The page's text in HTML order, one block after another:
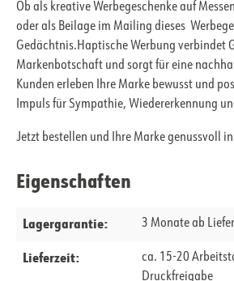
Ob als kreative Werbegeschenke auf
oder als Beilage im Mailing dieses
Gedächtnis.Haptische Werbung verbindet
Markenbotschaft und sorgt für eine
Kunden erleben Ihre Marke bewusst und
Impuls für Sympathie, Wiedererkennung
Jetzt bestellen und Ihre Marke genussvoll in
Eigenschaften
Lagergarantie: 3 Monate ab
Lieferzeit:
ca. 15-20
Druckfreigabe